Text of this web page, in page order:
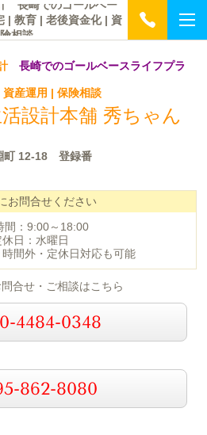
長崎でのゴールベー
教育 | 老後資金化 | 資
相談
長崎でのゴールベースライフプラ
産運用 | 保険相談
設計本舗 秀ちゃん
町 12-18 登録番
お問合せください
間：9:00～18:00
休日：水曜日
間外・定休日対応も可能
合せ・ご相談はこちら
4484-0348
862-8080